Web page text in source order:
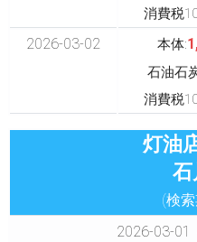
消費税
2026-03-02 本体:
石油石
消費税
灯油
石
(検
2026-03-01